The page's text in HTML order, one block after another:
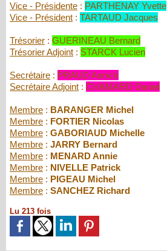
Vice - Présidente : PARTHENAY Yvette
Vice - Président : TARTAUD Jacques
Trésorier : GUERINEAU Bernard
Trésorier Adjoint : STARCK Lucien
Secrétaire : PRAUD Annick
Secrétaire Adjoint : CHAMARD Daniel
Membre : BARANGER Michel
Membre : FORTIER Nicolas
Membre : GABORIAUD Michelle
Membre : JARRY Bernard
Membre : MENARD Annie
Membre : NIVELLE Patrick
Membre : PIGEAU Michel
Membre : SANCHEZ Richard
Lu 213 fois